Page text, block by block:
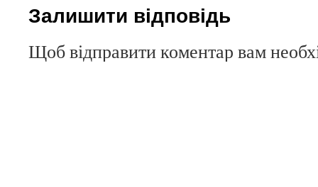
Залишити відповідь
Щоб відправити коментар вам